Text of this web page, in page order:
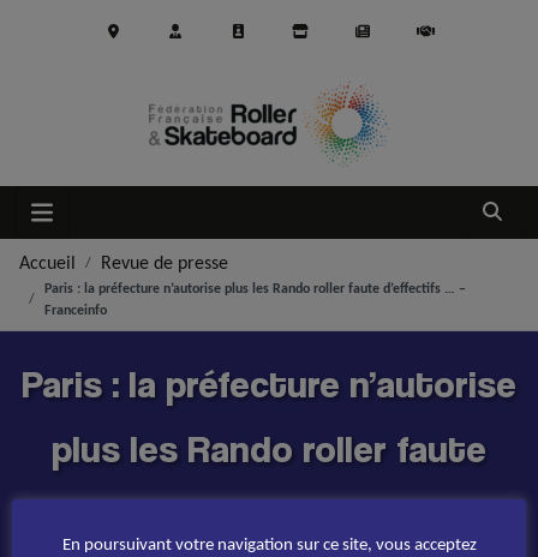
Ouvrir
Accueil Revue de presse
Paris : la préfecture n’autorise plus les Rando roller faute d’effectifs … –
Franceinfo
Paris : la préfecture n’autorise
plus les Rando roller faute
d’effectifs … – Franceinfo
En poursuivant votre navigation sur ce site, vous acceptez